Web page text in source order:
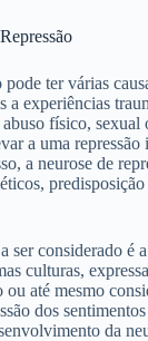
pode ter várias
a experiências
abuso físico,
a uma
a neurose de
ser considerado é
culturas,
ou até mesmo
dos
da